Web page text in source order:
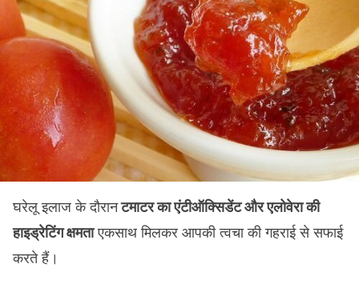
घरेलू इलाज के दौरानटमाटर का एंटीऑक्सिडेंट और एलोवेरा की
हाइड्रेटिंग क्षमताएकसाथ मिलकर आपकी त्वचा की गहराई से सफाई
करते हैं।